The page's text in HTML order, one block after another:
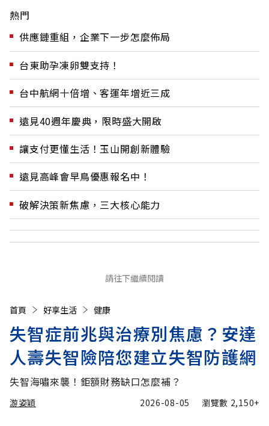
熱門
供應鏈重組，企業下一步怎麼佈局
台東助孕凍卵雙支持！
台中航網十倍增、客運年增近三成
遠見40週年慶典，限時盛大開啟
讓支付更懂生活！玉山開創新體驗
遠見高峰會早鳥優惠報名中！
破解決策新焦慮，三大核心能力
請往下繼續閱讀
首頁 好享生活 健康
失智症前兆與治療別焦慮？安達
人壽失智險陪您建立失智防護網
失智海嘯來襲！鉅額財務缺口怎麼補？
游姿穎 2026-08-05 瀏覽數 2,150+